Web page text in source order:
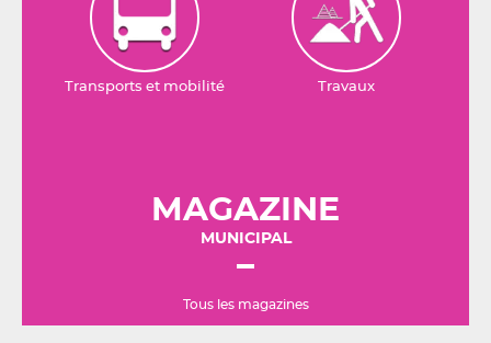
Transports et mobilité Travaux
MAGAZINE
MUNICIPAL
Tous les magazines